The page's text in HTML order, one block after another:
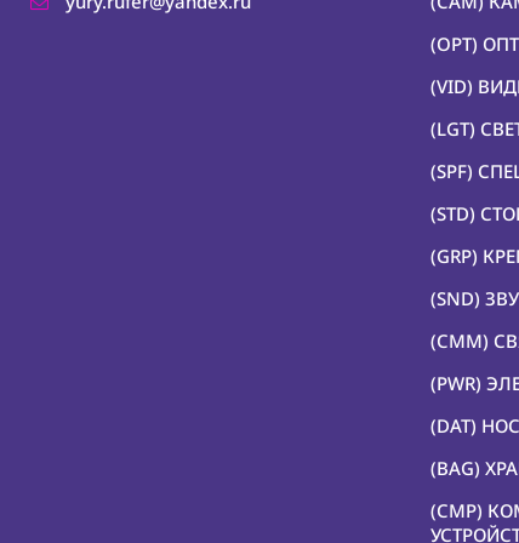
(OPT)
(VID)
(LGT)
(SPF)
(STD)
(GRP)
(SND)
(CMM)
(PWR)
(DAT)
(BAG)
(CMP)